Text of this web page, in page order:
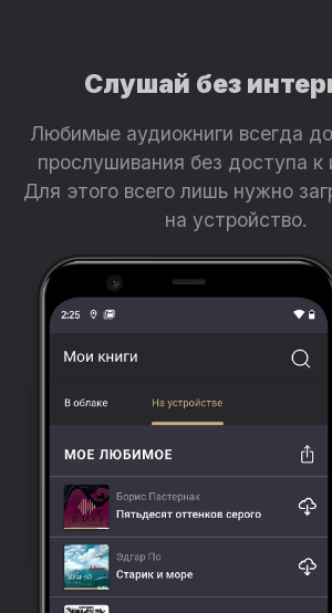
Слушай без
Любимые аудиокниги всегда
прослушивания без доступа к
Для этого всего лишь нужно
на устройство.